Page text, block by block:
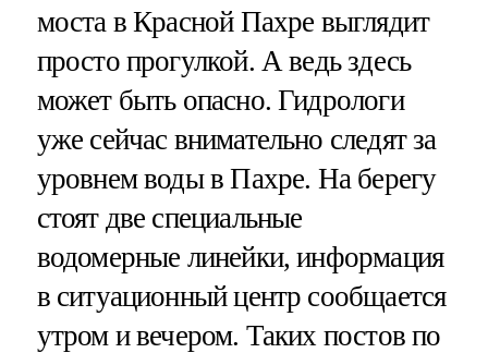
моста в Красной Пахре выглядит
просто прогулкой. А ведь здесь
может быть опасно. Гидрологи
уже сейчас внимательно следят за
уровнем воды в Пахре. На берегу
стоят две специальные
водомерные линейки, информация
в ситуационный центр сообщается
утром и вечером. Таких постов по